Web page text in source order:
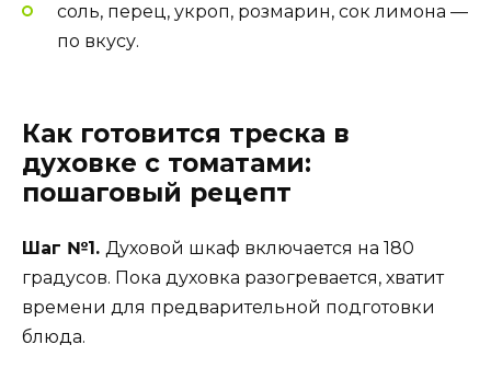
соль, перец, укроп, розмарин, сок лимона —
по вкусу.
Как готовится треска в
духовке с томатами:
пошаговый рецепт
Шаг №1. Духовой шкаф включается на 180
градусов. Пока духовка разогревается, хватит
времени для предварительной подготовки
блюда.